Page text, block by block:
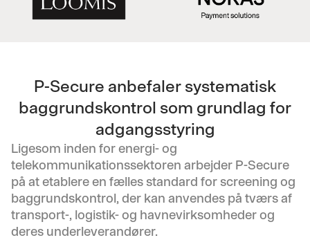
P-Secure anbefaler systematisk
baggrundskontrol som grundlag for
adgangsstyring
Ligesom inden for energi- og
telekommunikationssektoren arbejder P-Secure
på at etablere en fælles standard for screening og
baggrundskontrol, der kan anvendes på tværs af
transport-, logistik- og havnevirksomheder og
deres underleverandører.